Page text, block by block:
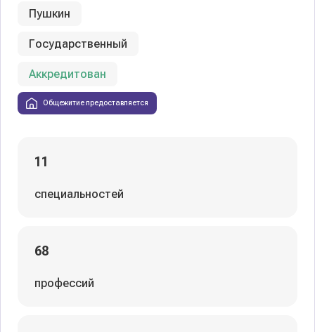
Пушкин
Государственный
Аккредитован
Общежитие предоставляется
11
специальностей
68
профессий